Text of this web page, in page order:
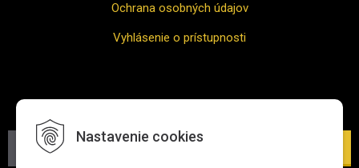
Nastavenie cookies
Ochrana osobných údajov
Vyhlásenie o prístupnosti